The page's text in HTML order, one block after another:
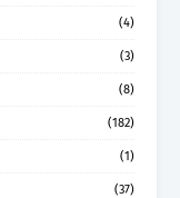
(4)
(3)
(8)
(182)
(1)
(37)